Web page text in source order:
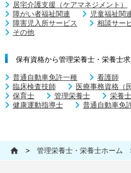
居宅介護支援（ケアマネジメント）
障がい者福祉関連
児童福祉関
障害児入所サービス
相談サー
その他
保有資格から管理栄養士・栄養士
普通自動車免許一種 看護師
臨床検査技師
医療事務資格（
保育士
管理栄養士 栄養士
健康運動指導士
普通自動車免
> 管理栄養士・栄養士ホーム